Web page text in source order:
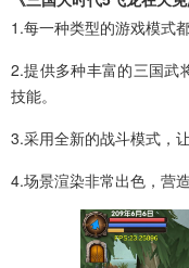
1.每一种类型的游戏模式
2.提供多种丰富的三国武
技能。
3.采用全新的战斗模式，
4.场景渲染非常出色，营